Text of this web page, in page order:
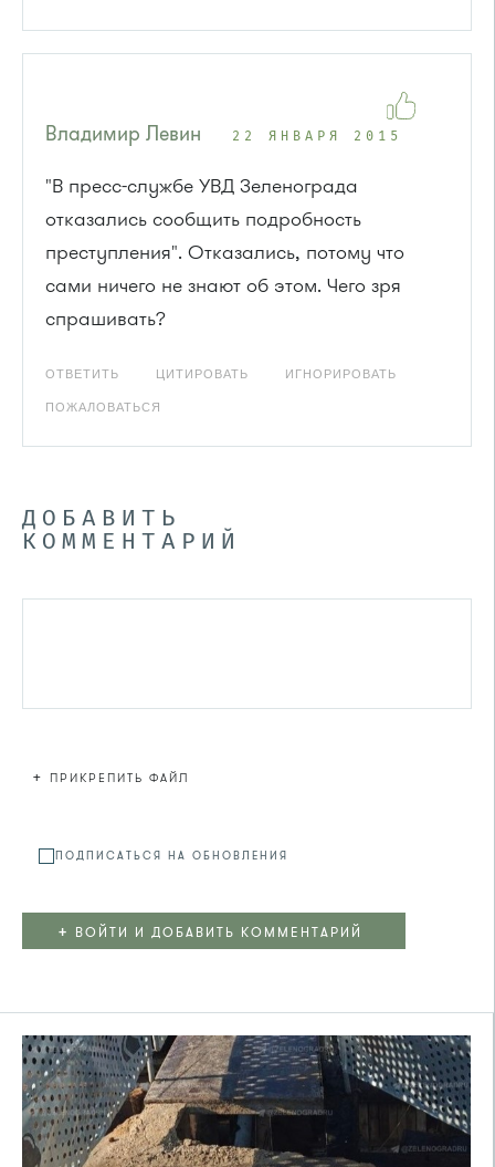
Владимир Левин 22 ЯНВАРЯ 2015
"В пресс-службе УВД Зеленограда
отказались сообщить подробность
преступления". Отказались, потому что
сами ничего не знают об этом. Чего зря
спрашивать?
ОТВЕТИТЬ ЦИТИРОВАТЬ ИГНОРИРОВАТЬ
ПОЖАЛОВАТЬСЯ
ДОБАВИТЬ
КОММЕНТАРИЙ
+ ПРИКРЕПИТЬ ФАЙЛ
ПОДПИСАТЬСЯ НА ОБНОВЛЕНИЯ
+ ВОЙТИ И ДОБАВИТЬ КОММЕНТАРИЙ